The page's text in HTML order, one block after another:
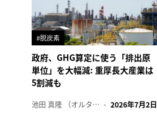
#脱炭素
政府、GHG算定に使う「排出原
単位」を大幅減: 重厚長大産業は
5割減も
池田 真隆 （オルタナ輪番編集長） 2026年7月2日